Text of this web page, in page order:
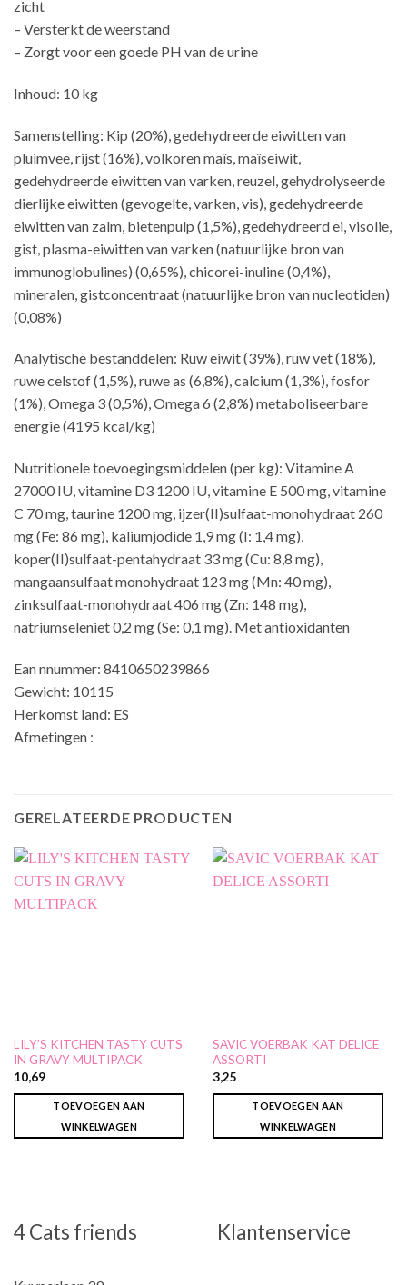
zicht
– Versterkt de weerstand
– Zorgt voor een goede PH van de urine
Inhoud: 10 kg
Samenstelling: Kip (20%), gedehydreerde eiwitten van
pluimvee, rijst (16%), volkoren maïs, maïseiwit,
gedehydreerde eiwitten van varken, reuzel, gehydrolyseerde
dierlijke eiwitten (gevogelte, varken, vis), gedehydreerde
eiwitten van zalm, bietenpulp (1,5%), gedehydreerd ei, visolie,
gist, plasma-eiwitten van varken (natuurlijke bron van
immunoglobulines) (0,65%), chicorei-inuline (0,4%),
mineralen, gistconcentraat (natuurlijke bron van nucleotiden)
(0,08%)
Analytische bestanddelen: Ruw eiwit (39%), ruw vet (18%),
ruwe celstof (1,5%), ruwe as (6,8%), calcium (1,3%), fosfor
(1%), Omega 3 (0,5%), Omega 6 (2,8%) metaboliseerbare
energie (4195 kcal/kg)
Nutritionele toevoegingsmiddelen (per kg): Vitamine A
27000 IU, vitamine D3 1200 IU, vitamine E 500 mg, vitamine
C 70 mg, taurine 1200 mg, ijzer(II)sulfaat-monohydraat 260
mg (Fe: 86 mg), kaliumjodide 1,9 mg (I: 1,4 mg),
koper(II)sulfaat-pentahydraat 33 mg (Cu: 8,8 mg),
mangaansulfaat monohydraat 123 mg (Mn: 40 mg),
zinksulfaat-monohydraat 406 mg (Zn: 148 mg),
natriumseleniet 0,2 mg (Se: 0,1 mg). Met antioxidanten
Ean nnummer: 8410650239866
Gewicht: 10115
Herkomst land: ES
Afmetingen :
GERELATEERDE PRODUCTEN
LILY’S KITCHEN TASTY CUTS
IN GRAVY MULTIPACK
10,69
TOEVOEGEN AAN
WINKELWAGEN
SAVIC VOERBAK KAT DELICE
ASSORTI
3,25
TOEVOEGEN AAN
WINKELWAGEN
4 Cats friends Klantenservice